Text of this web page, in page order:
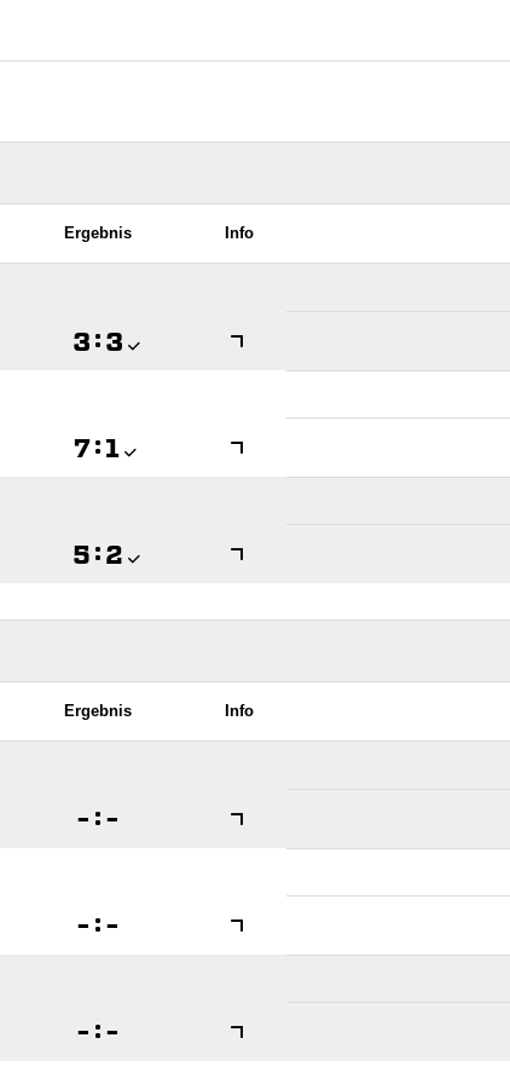
Ergebnis Info
 : 
: 
 : 
Ergebnis Info
 : 
 : 
 : 